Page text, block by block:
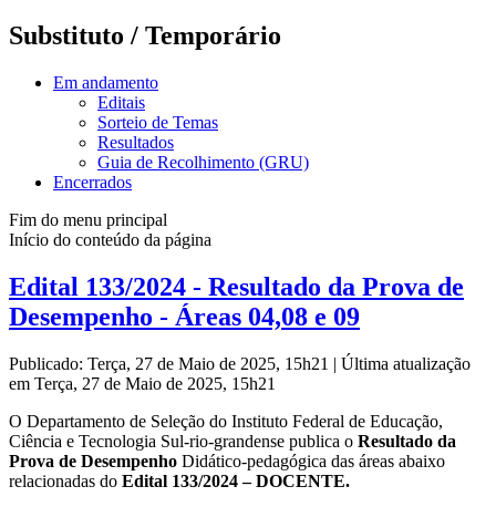
Substituto / Temporário
Em andamento
Editais
Sorteio de Temas
Resultados
Guia de Recolhimento (GRU)
Encerrados
Fim do menu principal
Início do conteúdo da página
Edital 133/2024 - Resultado da Prova de
Desempenho - Áreas 04,08 e 09
Publicado: Terça, 27 de Maio de 2025, 15h21 | Última atualização
em Terça, 27 de Maio de 2025, 15h21
O Departamento de Seleção do Instituto Federal de Educação,
Ciência e Tecnologia Sul-rio-grandense publica o Resultado da
Prova de Desempenho Didático-pedagógica das áreas abaixo
relacionadas do Edital 133/2024 – DOCENTE.